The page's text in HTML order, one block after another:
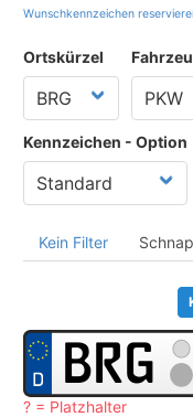
Wunschkennzeichen
Ortskürzel
Kennzeichen - Option
Kein Filter
? = Platzhalter